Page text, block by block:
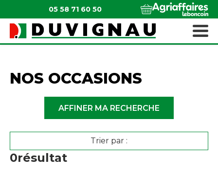
05 58 71 60 50
NOS OCCASIONS
0résultat
Trier par :
AFFINER MA RECHERCHE